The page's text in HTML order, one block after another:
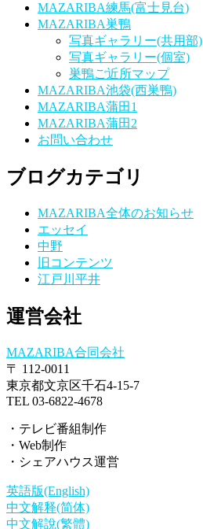
MAZARIBA練馬(富士見台)
MAZARIBA巣鴨
写真ギャラリー(共用部)
写真ギャラリー(個室)
巣鴨ご近所マップ
MAZARIBA池袋(西巣鴨)
MAZARIBA蒲田1
MAZARIBA蒲田2
お問い合わせ
ブログカテゴリ
MAZARIBA全体のお知らせ
エッセイ
中野
旧コンテンツ
江戸川平井
運営会社
MAZARIBA合同会社
〒 112-0011
東京都文京区千石4-15-7
TEL 03-6822-4678
・テレビ番組制作
・Web制作
・シェアハウス運営
英語版(English)
中文解释(简体)
中文解說(繁體)